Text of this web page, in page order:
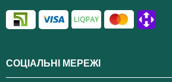
СОЦІАЛЬНІ МЕРЕЖІ